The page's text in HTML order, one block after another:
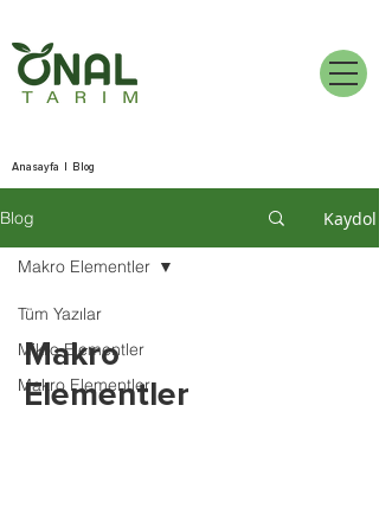
Anasayfa Blog
Blog Kaydol
Tüm Yazılar
Mikro Elementler
Makro Elementler
Makro Elementler
Makro
Elementler